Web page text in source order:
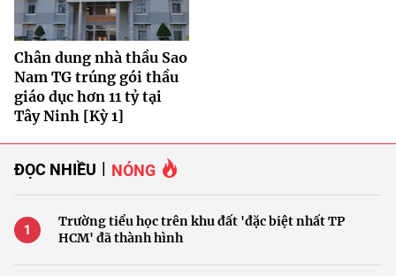
Chân dung nhà thầu Sao
Nam TG trúng gói thầu
giáo dục hơn 11 tỷ tại
Tây Ninh [Kỳ 1]
ĐỌC NHIỀU NÓNG
Trường tiểu học trên khu đất 'đặc biệt nhất TP
HCM' đã thành hình